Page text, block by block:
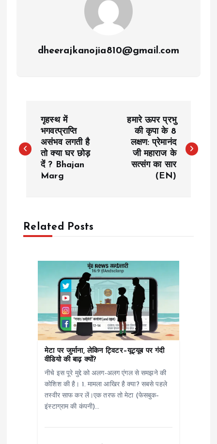
dheerajkanojia810@gmail.com
s
a
गृहस्थ में
भगवत्प्राप्ति
असंभव लगती है
तो क्या घर छोड़
दें ? Bhajan
Marg
हमारे ऊपर प्रभु
की कृपा के 8
लक्षण: प्रेमानंद
जी महाराज के
सत्संग का सार
(EN)
Related Posts
मेटा पर जुर्माना, लेकिन ट्विटर–यूट्यूब पर गंदी
वीडियो की बाढ़ क्यों?
नीचे इस पूरे मुद्दे को अलग-अलग एंगल से समझने की
कोशिश की है। 1. मामला आखिर है क्या? सबसे पहले
तस्वीर साफ कर लें।एक तरफ तो मेटा (फेसबुक–
इंस्टाग्राम की कंपनी)…